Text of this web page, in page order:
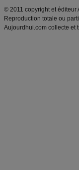
© 2011 copyright et éditeur
Reproduction totale ou
Aujourdhui.com collecte et